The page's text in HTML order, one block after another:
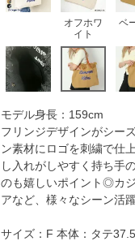
オフホワ
イト
ベ
モデル身長：159cm
フリンジデザインがシー
ン素材にロゴを刺繍で仕
し入れがしやすく持ち手
のも嬉しいポイント◎カ
アなど、様々なシーン活
サイズ：F 本体：タテ